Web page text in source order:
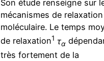
Son étude renseigne sur
mécanismes de relaxation
moléculaire. Le temps
de relaxation1 τα
très fortement de la